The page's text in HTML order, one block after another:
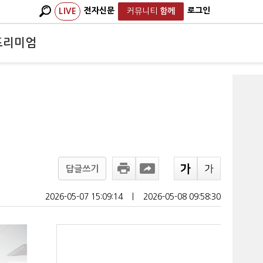
LIVE 전자신문 커뮤니티 함께 로그인
리미엄
답글쓰기
2026-05-07 15:09:14 2026-05-08 09:58:30